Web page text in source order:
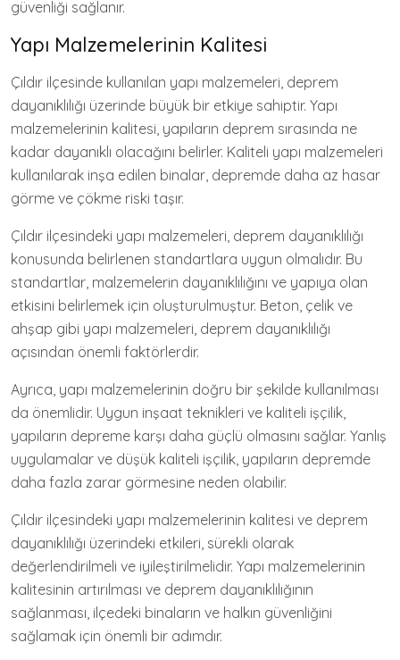
güvenliği sağlanır.
Yapı Malzemelerinin Kalitesi
Çıldır ilçesinde kullanılan yapı malzemeleri, deprem
dayanıklılığı üzerinde büyük bir etkiye sahiptir. Yapı
malzemelerinin kalitesi, yapıların deprem sırasında ne
kadar dayanıklı olacağını belirler. Kaliteli yapı malzemeleri
kullanılarak inşa edilen binalar, depremde daha az hasar
görme ve çökme riski taşır.
Çıldır ilçesindeki yapı malzemeleri, deprem dayanıklılığı
konusunda belirlenen standartlara uygun olmalıdır. Bu
standartlar, malzemelerin dayanıklılığını ve yapıya olan
etkisini belirlemek için oluşturulmuştur. Beton, çelik ve
ahşap gibi yapı malzemeleri, deprem dayanıklılığı
açısından önemli faktörlerdir.
Ayrıca, yapı malzemelerinin doğru bir şekilde kullanılması
da önemlidir. Uygun inşaat teknikleri ve kaliteli işçilik,
yapıların depreme karşı daha güçlü olmasını sağlar. Yanlış
uygulamalar ve düşük kaliteli işçilik, yapıların depremde
daha fazla zarar görmesine neden olabilir.
Çıldır ilçesindeki yapı malzemelerinin kalitesi ve deprem
dayanıklılığı üzerindeki etkileri, sürekli olarak
değerlendirilmeli ve iyileştirilmelidir. Yapı malzemelerinin
kalitesinin artırılması ve deprem dayanıklılığının
sağlanması, ilçedeki binaların ve halkın güvenliğini
sağlamak için önemli bir adımdır.